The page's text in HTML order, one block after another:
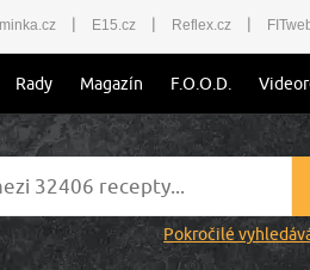
| E15.cz | Reflex.cz |
Rady Magazín F.O.O.D.
Pokročilé